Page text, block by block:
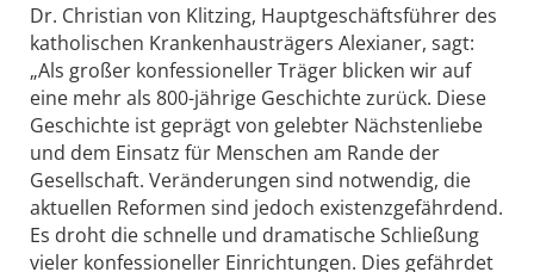
Dr. Christian von Klitzing, Hauptgeschäftsführer des
katholischen Krankenhausträgers Alexianer, sagt:
„Als großer konfessioneller Träger blicken wir auf
eine mehr als 800-jährige Geschichte zurück. Diese
Geschichte ist geprägt von gelebter Nächstenliebe
und dem Einsatz für Menschen am Rande der
Gesellschaft. Veränderungen sind notwendig, die
aktuellen Reformen sind jedoch existenzgefährdend.
Es droht die schnelle und dramatische Schließung
vieler konfessioneller Einrichtungen. Dies gefährdet